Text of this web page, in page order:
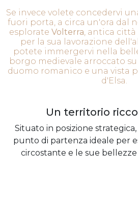
Se invece volete concedervi
fuori porta, a circa un'ora dal
esplorate Volterra , antica
per la sua lavorazione
potete immergervi nella
borgo medievale arroccato
duomo romanico e una vista
d'Elsa.
Un territorio
Situato in posizione strategica,
punto di partenza ideale per
circostante e le sue